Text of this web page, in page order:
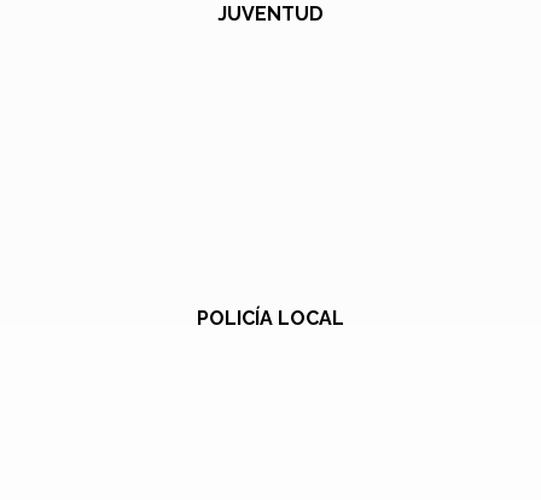
JUVENTUD
POLICÍA LOCAL